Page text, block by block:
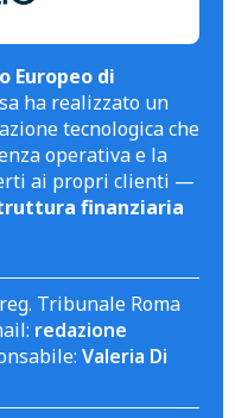
Europeo di
ha realizzato un
tecnologica che
operativa e la
ai propri clienti —
finanziaria
Tribunale Roma
redazione
Valeria Di